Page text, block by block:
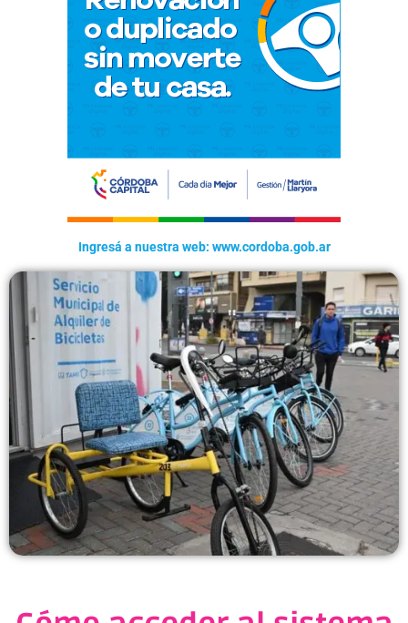
Ingresá a nuestra web: www.cordoba.gob.ar